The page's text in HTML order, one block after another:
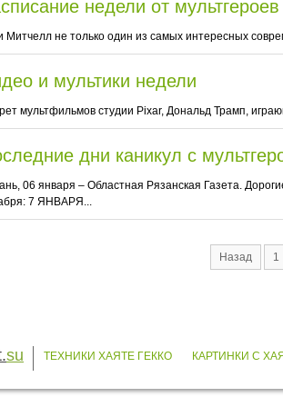
недели от мультгероев
Митчелл не только один из самых интересных
и мультики недели
мультфильмов студии Pixar, Дональд Трамп,
дни каникул с
06 января – Областная Рязанская Газета.
7 ЯНВАРЯ...
Назад 1
su ТЕХНИКИ ХАЯТЕ ГЕККО КАРТИНКИ С